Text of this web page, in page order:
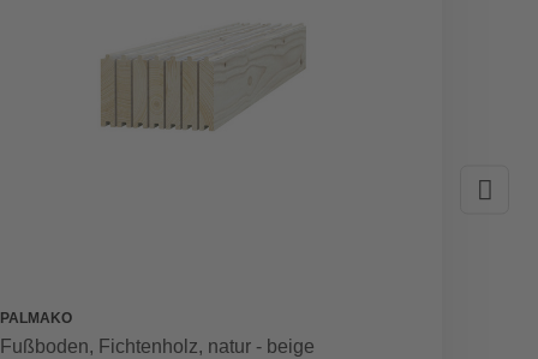
PALMAKO
Fußboden, Fichtenholz, natur - beige